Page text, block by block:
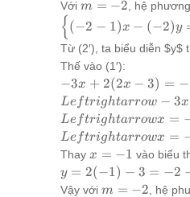
Với m
=
m = −2 , hệ
\begin{cases}
(-2-1)x - (-2)y
= 3(-2)-1 2x -
y = -2+5
\end{cases}
implies
\begin{cases}
-3x + 2y = -7
quad (1') 2x -
y = 3 quad
(2')
{ (−2 − 1)x − (−2)y
Từ (2′), ta biểu diễn $y$
Thế vào (1′):
-3x
+
2(2x
- 3)
= -7
−3x + 2(2x − 3) = −
Leftrightarrow
-3x + 4x - 6 =
-7
Le ftrightarrow − 3x
Leftrightarrow
x = -7 + 6
Le ftrightarrowx =
Leftrightarrow
x = -1
Le ftrightarrowx =
Thay x
=
-1
x = −1 vào biểu
y =
2(-1)
y = 2(−1) − 3 = −2
Vậy với m
m = −2 , hệ